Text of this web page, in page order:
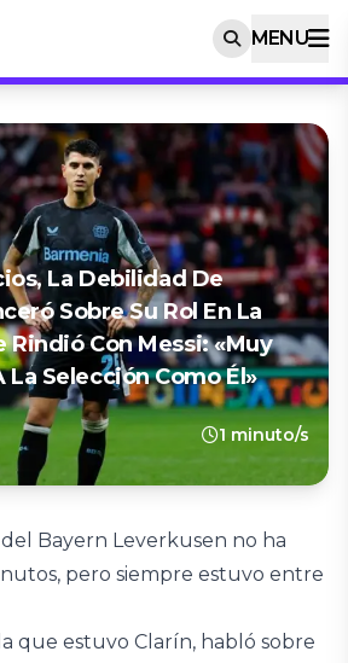
MENU
La Debilidad De
Sobre Su Rol En La
Rindió Con Messi: «Muy
La Selección Como Él»
1 minuto/s
Bayern Leverkusen no ha
pero siempre estuvo entre
que estuvo Clarín, habló sobre